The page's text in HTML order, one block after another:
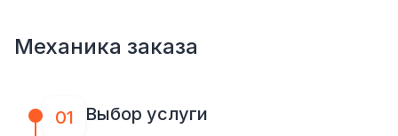
Механика заказа
01 Выбор услуги